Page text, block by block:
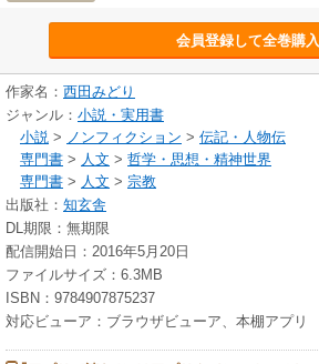
会員登録して全巻購入
作家名： 西田みどり
ジャンル： 小説・実用書
小説 > ノンフィクション > 伝記・人物伝
専門書 > 人文 > 哲学・思想・精神世界
専門書 > 人文 > 宗教
出版社： 知玄舎
DL期限：無期限
配信開始日：2016年5月20日
ファイルサイズ：6.3MB
ISBN：9784907875237
対応ビューア：ブラウザビューア、本棚アプリ